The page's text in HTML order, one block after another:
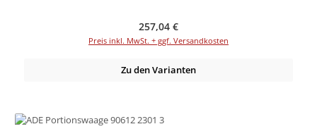
Regulärer Preis:
257,04 €
Preis inkl. MwSt. + ggf. Versandkosten
Zu den Varianten